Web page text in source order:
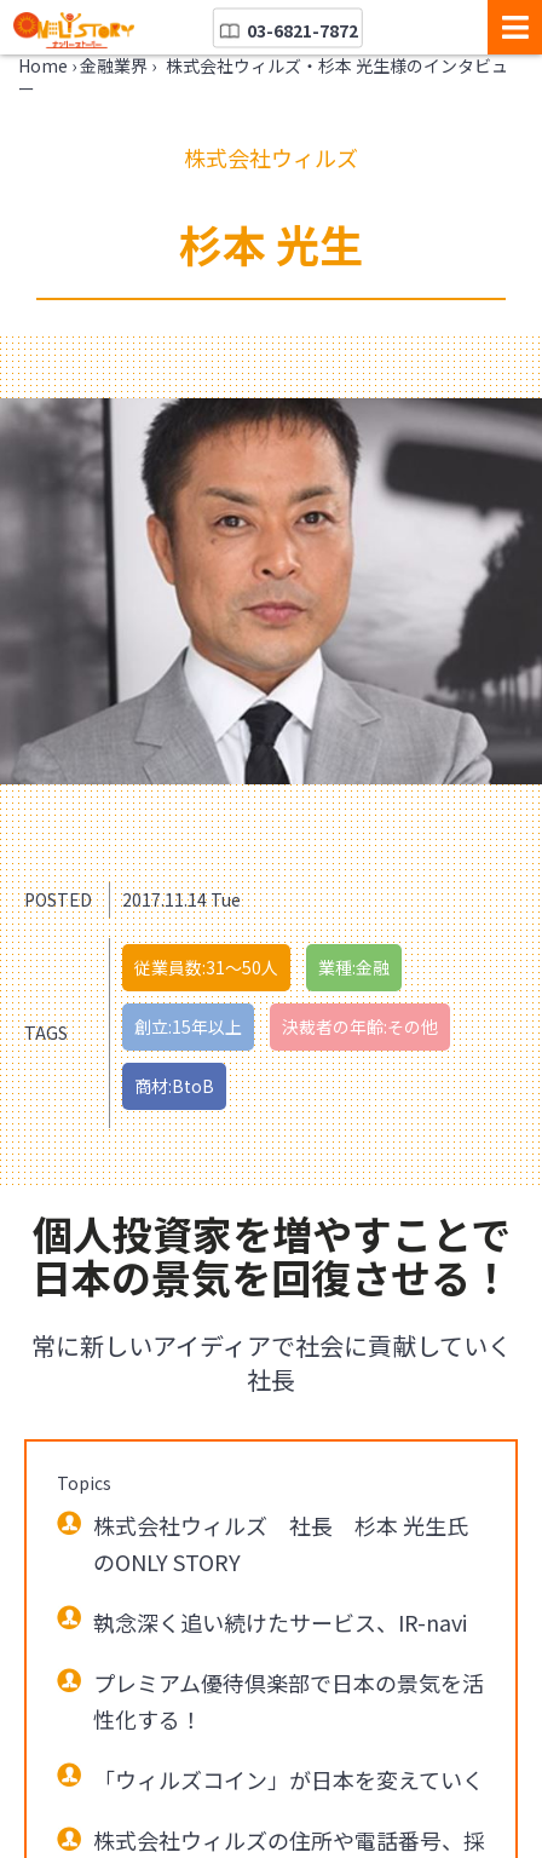
03-6821-7872
Home ›金融業界 › 株式会社ウィルズ・杉本 光生様のインタビュ
ー
株式会社ウィルズ
杉本 光生
POSTED 2017.11.14 Tue
TAGS
従業員数:31〜50人 業種:金融
創立:15年以上 決裁者の年齢:その他
商材:BtoB
個人投資家を増やすことで
日本の景気を回復させる！
常に新しいアイディアで社会に貢献していく
社長
Topics
株式会社ウィルズ 社長 杉本 光生氏
のONLY STORY
執念深く追い続けたサービス、IR-navi
プレミアム優待倶楽部で日本の景気を活
性化する！
「ウィルズコイン」が日本を変えていく
株式会社ウィルズの住所や電話番号、採